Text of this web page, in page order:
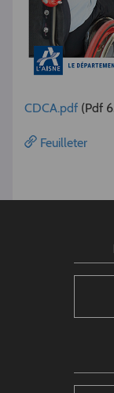
CDCA.pdf (Pdf
Feuilleter